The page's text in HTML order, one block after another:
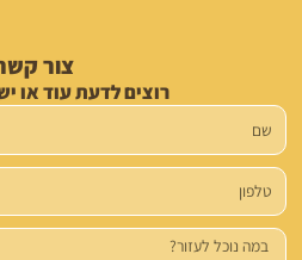
צור
רוצים לדעת עוד או
שם
טלפון
הודעה